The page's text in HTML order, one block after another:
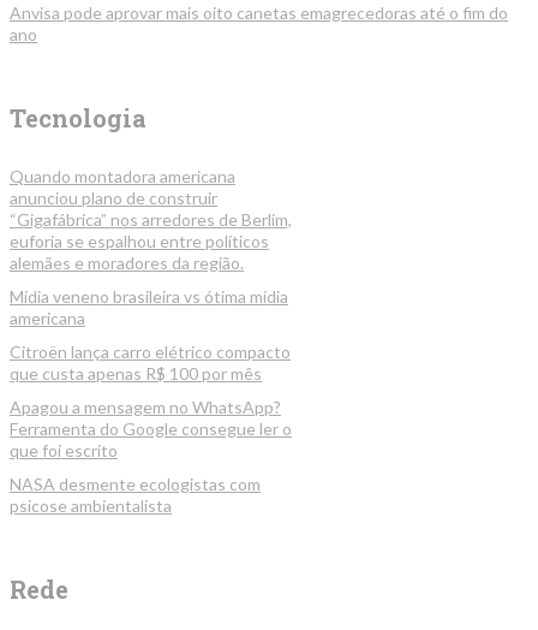
Anvisa pode aprovar mais oito canetas emagrecedoras até o fim do
ano
Tecnologia
Quando montadora americana
anunciou plano de construir
“Gigafábrica” nos arredores de Berlim,
euforia se espalhou entre políticos
alemães e moradores da região.
Mídia veneno brasileira vs ótima mídia
americana
Citroën lança carro elétrico compacto
que custa apenas R$ 100 por mês
Apagou a mensagem no WhatsApp?
Ferramenta do Google consegue ler o
que foi escrito
NASA desmente ecologistas com
psicose ambientalista
Rede